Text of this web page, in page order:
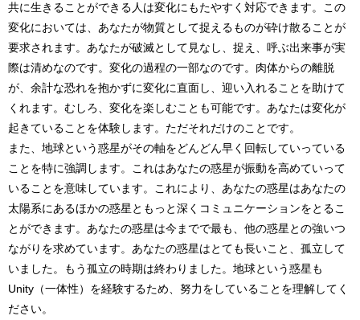
共に生きることができる人は変化にもたやすく対応できます。この
変化においては、あなたが物質として捉えるものが砕け散ることが
要求されます。あなたが破滅として見なし、捉え、呼ぶ出来事が実
際は清めなのです。変化の過程の一部なのです。肉体からの離脱
が、余計な恐れを抱かずに変化に直面し、迎い入れることを助けて
くれます。むしろ、変化を楽しむことも可能です。あなたは変化が
起きていることを体験します。ただそれだけのことです。
また、地球という惑星がその軸をどんどん早く回転していっている
ことを特に強調します。これはあなたの惑星が振動を高めていって
いることを意味しています。これにより、あなたの惑星はあなたの
太陽系にあるほかの惑星ともっと深くコミュニケーションをとるこ
とができます。あなたの惑星は今までで最も、他の惑星との強いつ
ながりを求めています。あなたの惑星はとても長いこと、孤立して
いました。もう孤立の時期は終わりました。地球という惑星も
Unity（一体性）を経験するため、努力をしていることを理解してく
ださい。